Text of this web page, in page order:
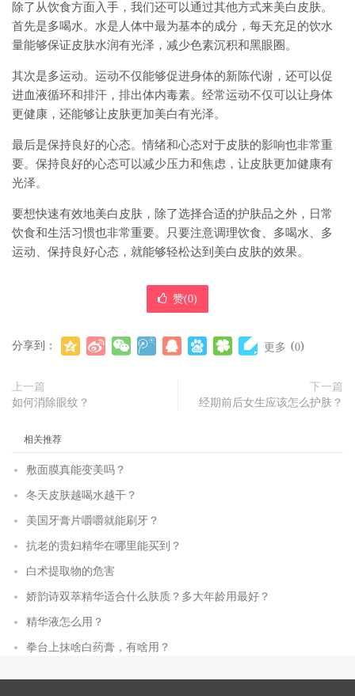
除了从饮食方面入手，我们还可以通过其他方式来美白皮肤。
首先是多喝水。水是人体中最为基本的成分，每天充足的饮水
量能够保证皮肤水润有光泽，减少色素沉积和黑眼圈。
其次是多运动。运动不仅能够促进身体的新陈代谢，还可以促
进血液循环和排汗，排出体内毒素。经常运动不仅可以让身体
更健康，还能够让皮肤更加美白有光泽。
最后是保持良好的心态。情绪和心态对于皮肤的影响也非常重
要。保持良好的心态可以减少压力和焦虑，让皮肤更加健康有
光泽。
要想快速有效地美白皮肤，除了选择合适的护肤品之外，日常
饮食和生活习惯也非常重要。只要注意调理饮食、多喝水、多
运动、保持良好心态，就能够轻松达到美白皮肤的效果。
赞(0)
分享到： 更多 (0)
上一篇
如何消除眼纹？
下一篇
经期前后女生应该怎么护肤？
相关推荐
敷面膜真能变美吗？
冬天皮肤越喝水越干？
美国牙膏片嚼嚼就能刷牙？
抗老的贵妇精华在哪里能买到？
白术提取物的危害
娇韵诗双萃精华适合什么肤质？多大年龄用最好？
精华液怎么用？
拳台上抹啥白药膏，有啥用？